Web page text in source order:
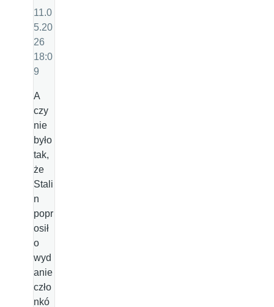
11.0
5.20
26
18:0
9
A
czy
nie
było
tak,
że
Stali
n
popr
osił
o
wyd
anie
czło
nkó